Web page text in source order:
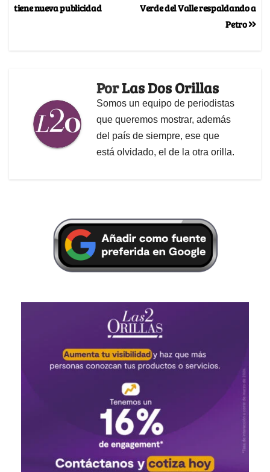
Verde del Valle respaldando a
Petro
tiene nueva publicidad
PorLas Dos Orillas
Somos un equipo de periodistas
que queremos mostrar, además
del país de siempre, ese que
está olvidado, el de la otra orilla.